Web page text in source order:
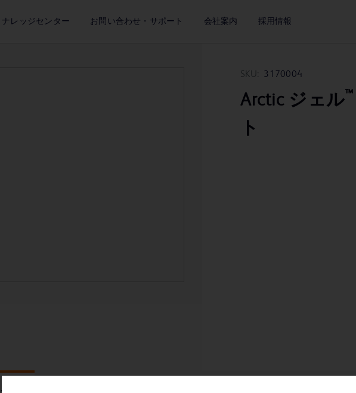
ナレッジセンター お問い合わせ・サポート 会社案内 採用情報
SKU: 3170004
Arctic ジェル™
ト